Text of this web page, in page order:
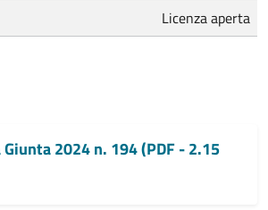
Licenza aperta
2024 n. 194 (PDF - 2.15